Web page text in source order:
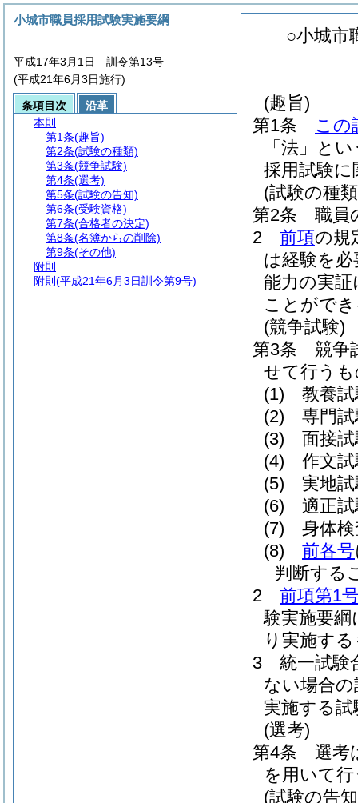
○小城市
(趣旨)
第1条
この
「法」と
採用試験
(試験の種
第2条
職員
2
前項の規
は経験を
能力の実
ことがで
(競争試験)
第3条
競争
せて行う
(1)
教養
(2)
専門
(3)
面接
(4)
作文
(5)
実地
(6)
適正
(7)
身体
(8)
前各号
判断する
2
前項第1
験実施要綱
り実施す
3
統一試験
ない場合
実施する
(選考)
第4条
選考
を用いて
(試験の告
小城市職員採用試験実施要綱
平成17年3月1日 訓令第13号
(平成21年6月3日施行)
条項目次
沿革
本則
第1条(趣旨)
第2条(試験の種類)
第3条(競争試験)
第4条(選考)
第5条(試験の告知)
第6条(受験資格)
第7条(合格者の決定)
第8条(名簿からの削除)
第9条(その他)
附則
附則 (平成21年6月3日訓令第9号)